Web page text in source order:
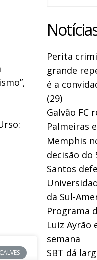
Perita
grande
é a
(29)
Galvão FC
Palmeiras
Memphis
decisão do
Santos
da Sul-
Programa
Luiz Ayrão
semana
SBT dá